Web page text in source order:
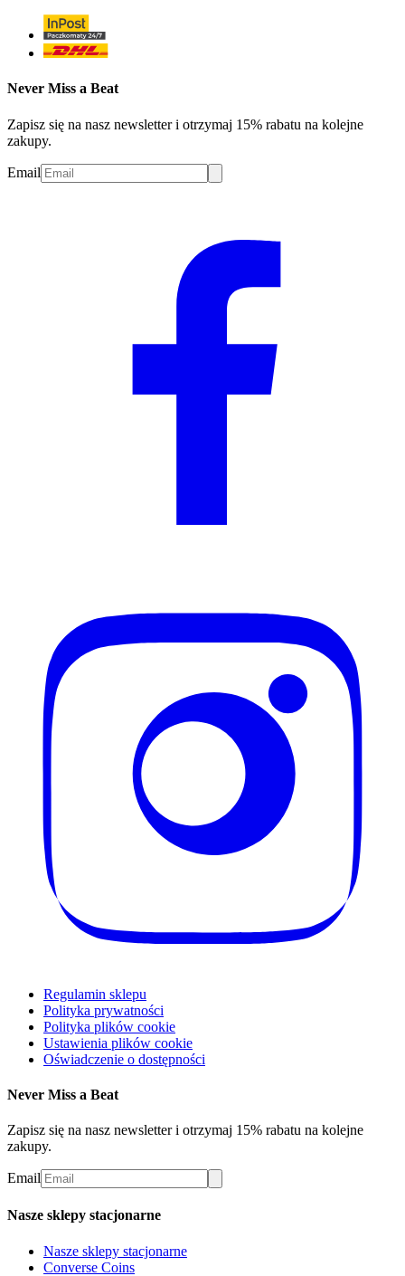
Never Miss a Beat
Zapisz się na nasz newsletter i otrzymaj 15% rabatu na kolejne
zakupy.
Email
Regulamin sklepu
Polityka prywatności
Polityka plików cookie
Ustawienia plików cookie
Oświadczenie o dostępności
Never Miss a Beat
Zapisz się na nasz newsletter i otrzymaj 15% rabatu na kolejne
zakupy.
Email
Nasze sklepy stacjonarne
Nasze sklepy stacjonarne
Converse Coins